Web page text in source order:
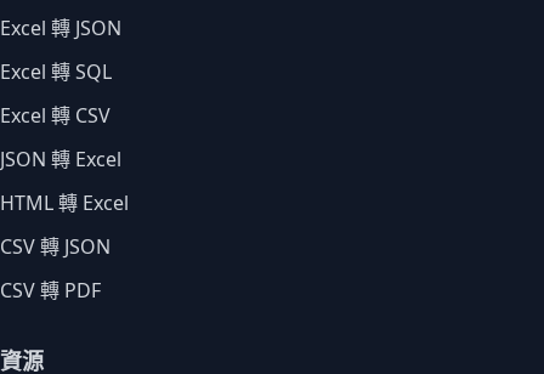
Excel 轉 JSON
Excel 轉 SQL
Excel 轉 CSV
JSON 轉 Excel
HTML 轉 Excel
CSV 轉 JSON
CSV 轉 PDF
資源